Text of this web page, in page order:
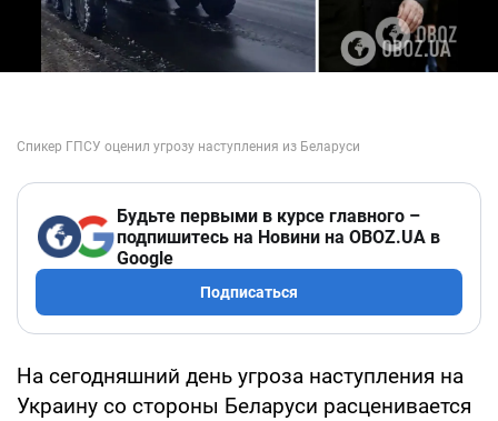
Будьте первыми в курсе главного –
подпишитесь на Новини на OBOZ.UA в
Google
Подписаться
На сегодняшний день угроза наступления на
Украину со стороны Беларуси расценивается